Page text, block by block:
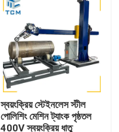
স্বয়ংক্রিয় স্টেইনলেস স্টীল
পোলিশিং মেশিন ট্যাংক পৃষ্ঠতল
400V স্বয়ংক্রিয় ধাতু